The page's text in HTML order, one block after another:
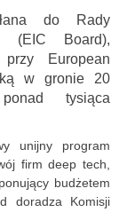
do Rady
(EIC Board),
przy European
w gronie 20
tysiąca
unijny program
firm deep tech,
budżetem
doradza Komisji